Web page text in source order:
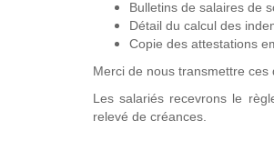
Bulletins de salaires de
Détail du calcul des
Copie des attestations
Merci de nous transmettre
Les salariés recevrons le
relevé de créances.